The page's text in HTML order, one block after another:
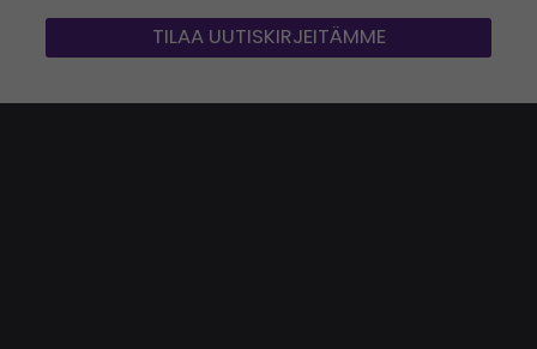
TILAA UUTISKIRJEITÄMME